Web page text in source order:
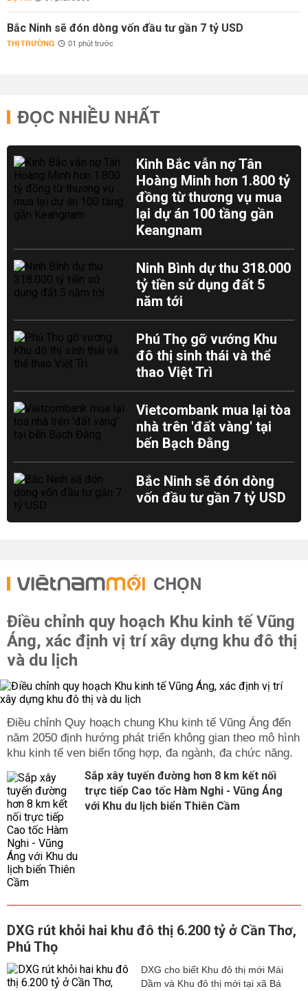
Bắc Ninh sẽ đón dòng vốn đầu tư gần 7 tỷ USD
THỊ TRƯỜNG 01 phút trước
ĐỌC NHIỀU NHẤT
Kinh Bắc vẫn nợ Tân
Hoàng Minh hơn 1.800 tỷ
đồng từ thương vụ mua
lại dự án 100 tầng gần
Keangnam
Ninh Bình dự thu 318.000
tỷ tiền sử dụng đất 5
năm tới
Phú Thọ gỡ vướng Khu
đô thị sinh thái và thể
thao Việt Trì
Vietcombank mua lại tòa
nhà trên 'đất vàng' tại
bến Bạch Đằng
Bắc Ninh sẽ đón dòng
vốn đầu tư gần 7 tỷ USD
CHỌN
Điều chỉnh quy hoạch Khu kinh tế Vũng
Áng, xác định vị trí xây dựng khu đô thị
và du lịch
Điều chỉnh Quy hoạch chung Khu kinh tế Vũng Áng đến
năm 2050 định hướng phát triển không gian theo mô hình
khu kinh tế ven biển tổng hợp, đa ngành, đa chức năng.
Sắp xây tuyến đường hơn 8 km kết nối
trực tiếp Cao tốc Hàm Nghi - Vũng Áng
với Khu du lịch biển Thiên Cầm
DXG rút khỏi hai khu đô thị 6.200 tỷ ở Cần Thơ,
Phú Thọ
DXG cho biết Khu đô thị mới Mái
Dầm và Khu đô thị mới tại xã Bá